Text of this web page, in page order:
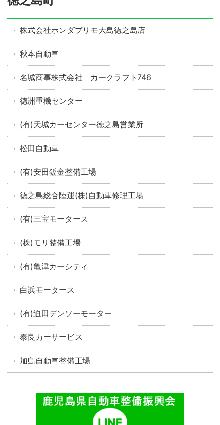
株式会社ホンダプリモ大島徳之島店
秋本自動車
名城商事株式会社 カークラフト746
徳洲重機センター
(有)天城カーセンター徳之島営業所
松田自動車
(有)安田鈑金整備工場
徳之島総合陸運(株)自動車修理工場
(有)三宝モータース
(株)モリ整備工場
(有)亀津カーシティ
白浜モータース
(有)迫田デンソーモーター
泰良カーサービス
加島自動車整備工場